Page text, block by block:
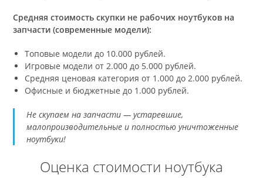
Средняя стоимость скупки не рабочих ноутбуков на
запчасти (современные модели):
Топовые модели до 10.000 рублей.
Игровые модели от 2.000 до 5.000 рублей.
Средняя ценовая категория от 1.000 до 2.000 рублей.
Офисные и бюджетные до 1.000 рублей.
Не скупаем на запчасти — устаревшие,
малопроизводительные и полностью уничтоженные
ноутбуки!
Оценка стоимости ноутбука